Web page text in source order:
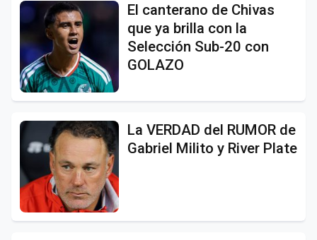
El canterano de Chivas
que ya brilla con la
Selección Sub-20 con
GOLAZO
La VERDAD del RUMOR de
Gabriel Milito y River Plate